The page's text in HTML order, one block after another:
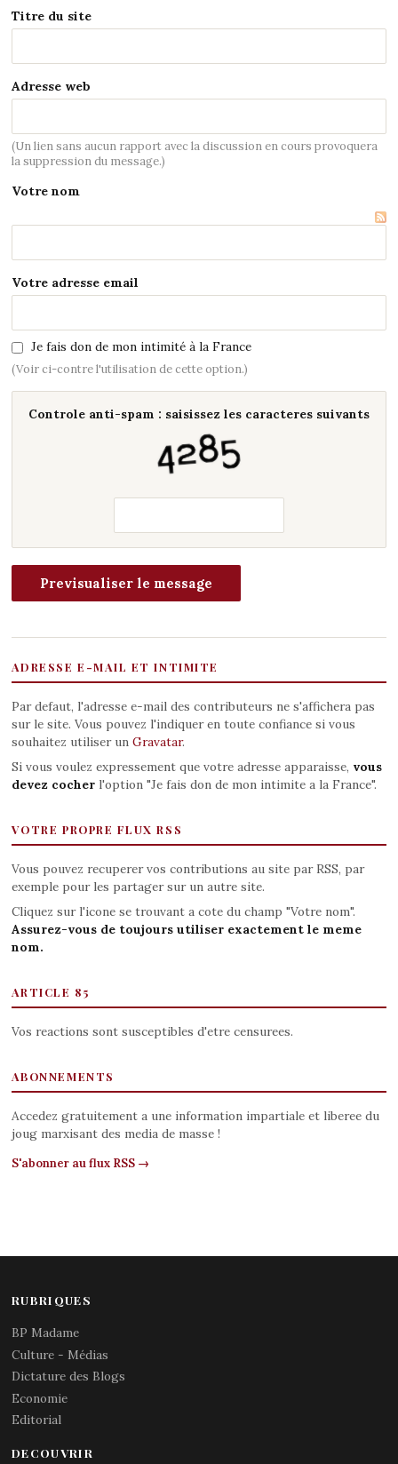
Titre du site
Adresse web
(Un lien sans aucun rapport avec la discussion en cours provoquera
la suppression du message.)
Votre nom
Votre adresse email
Je fais don de mon intimité à la France
(Voir ci-contre l'utilisation de cette option.)
Controle anti-spam : saisissez les caracteres suivants
ADRESSE E-MAIL ET INTIMITE
Par defaut, l'adresse e-mail des contributeurs ne s'affichera pas
sur le site. Vous pouvez l'indiquer en toute confiance si vous
souhaitez utiliser un Gravatar.
Si vous voulez expressement que votre adresse apparaisse, vous
devez cocherl'option "Je fais don de mon intimite a la France".
VOTRE PROPRE FLUX RSS
Vous pouvez recuperer vos contributions au site par RSS, par
exemple pour les partager sur un autre site.
Cliquez sur l'icone se trouvant a cote du champ "Votre nom".
Assurez-vous de toujours utiliser exactement le meme
nom.
ARTICLE 85
Vos reactions sont susceptibles d'etre censurees.
ABONNEMENTS
Accedez gratuitement a une information impartiale et liberee du
joug marxisant des media de masse !
S'abonner au flux RSS →
RUBRIQUES
BP Madame
Culture - Médias
Dictature des Blogs
Economie
Editorial
DECOUVRIR